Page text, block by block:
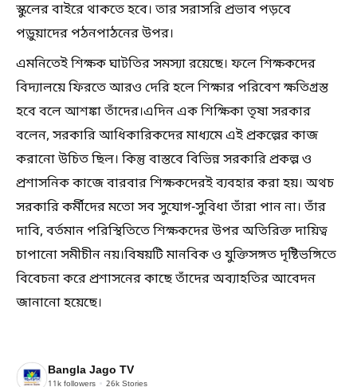
স্কুলের বাইরে থাকতে হবে। তার সরাসরি প্রভাব পড়বে
পড়ুয়াদের পঠনপাঠনের উপর।
এমনিতেই শিক্ষক ঘাটতির সমস্যা রয়েছে। ফলে শিক্ষকদের
বিদ্যালয়ে ফিরতে আরও দেরি হলে শিক্ষার পরিবেশ ক্ষতিগ্রস্ত
হবে বলে আশঙ্কা তাঁদের।এদিন এক শিক্ষিকা তৃষা সরকার
বলেন, সরকারি আধিকারিকদের মাধ্যমে এই প্রকল্পের কাজ
করানো উচিত ছিল। কিন্তু বাস্তবে বিভিন্ন সরকারি প্রকল্প ও
প্রশাসনিক কাজে বারবার শিক্ষকদেরই ব্যবহার করা হয়। অথচ
সরকারি কর্মীদের মতো সব সুযোগ-সুবিধা তাঁরা পান না। তাঁর
দাবি, বর্তমান পরিস্থিতিতে শিক্ষকদের উপর অতিরিক্ত দায়িত্ব
চাপানো সমীচীন নয়।বিষয়টি মানবিক ও যুক্তিসঙ্গত দৃষ্টিভঙ্গিতে
বিবেচনা করে প্রশাসনের কাছে তাঁদের অব্যাহতির আবেদন
জানানো হয়েছে।
Bangla Jago TV
11k followers 26k Stories